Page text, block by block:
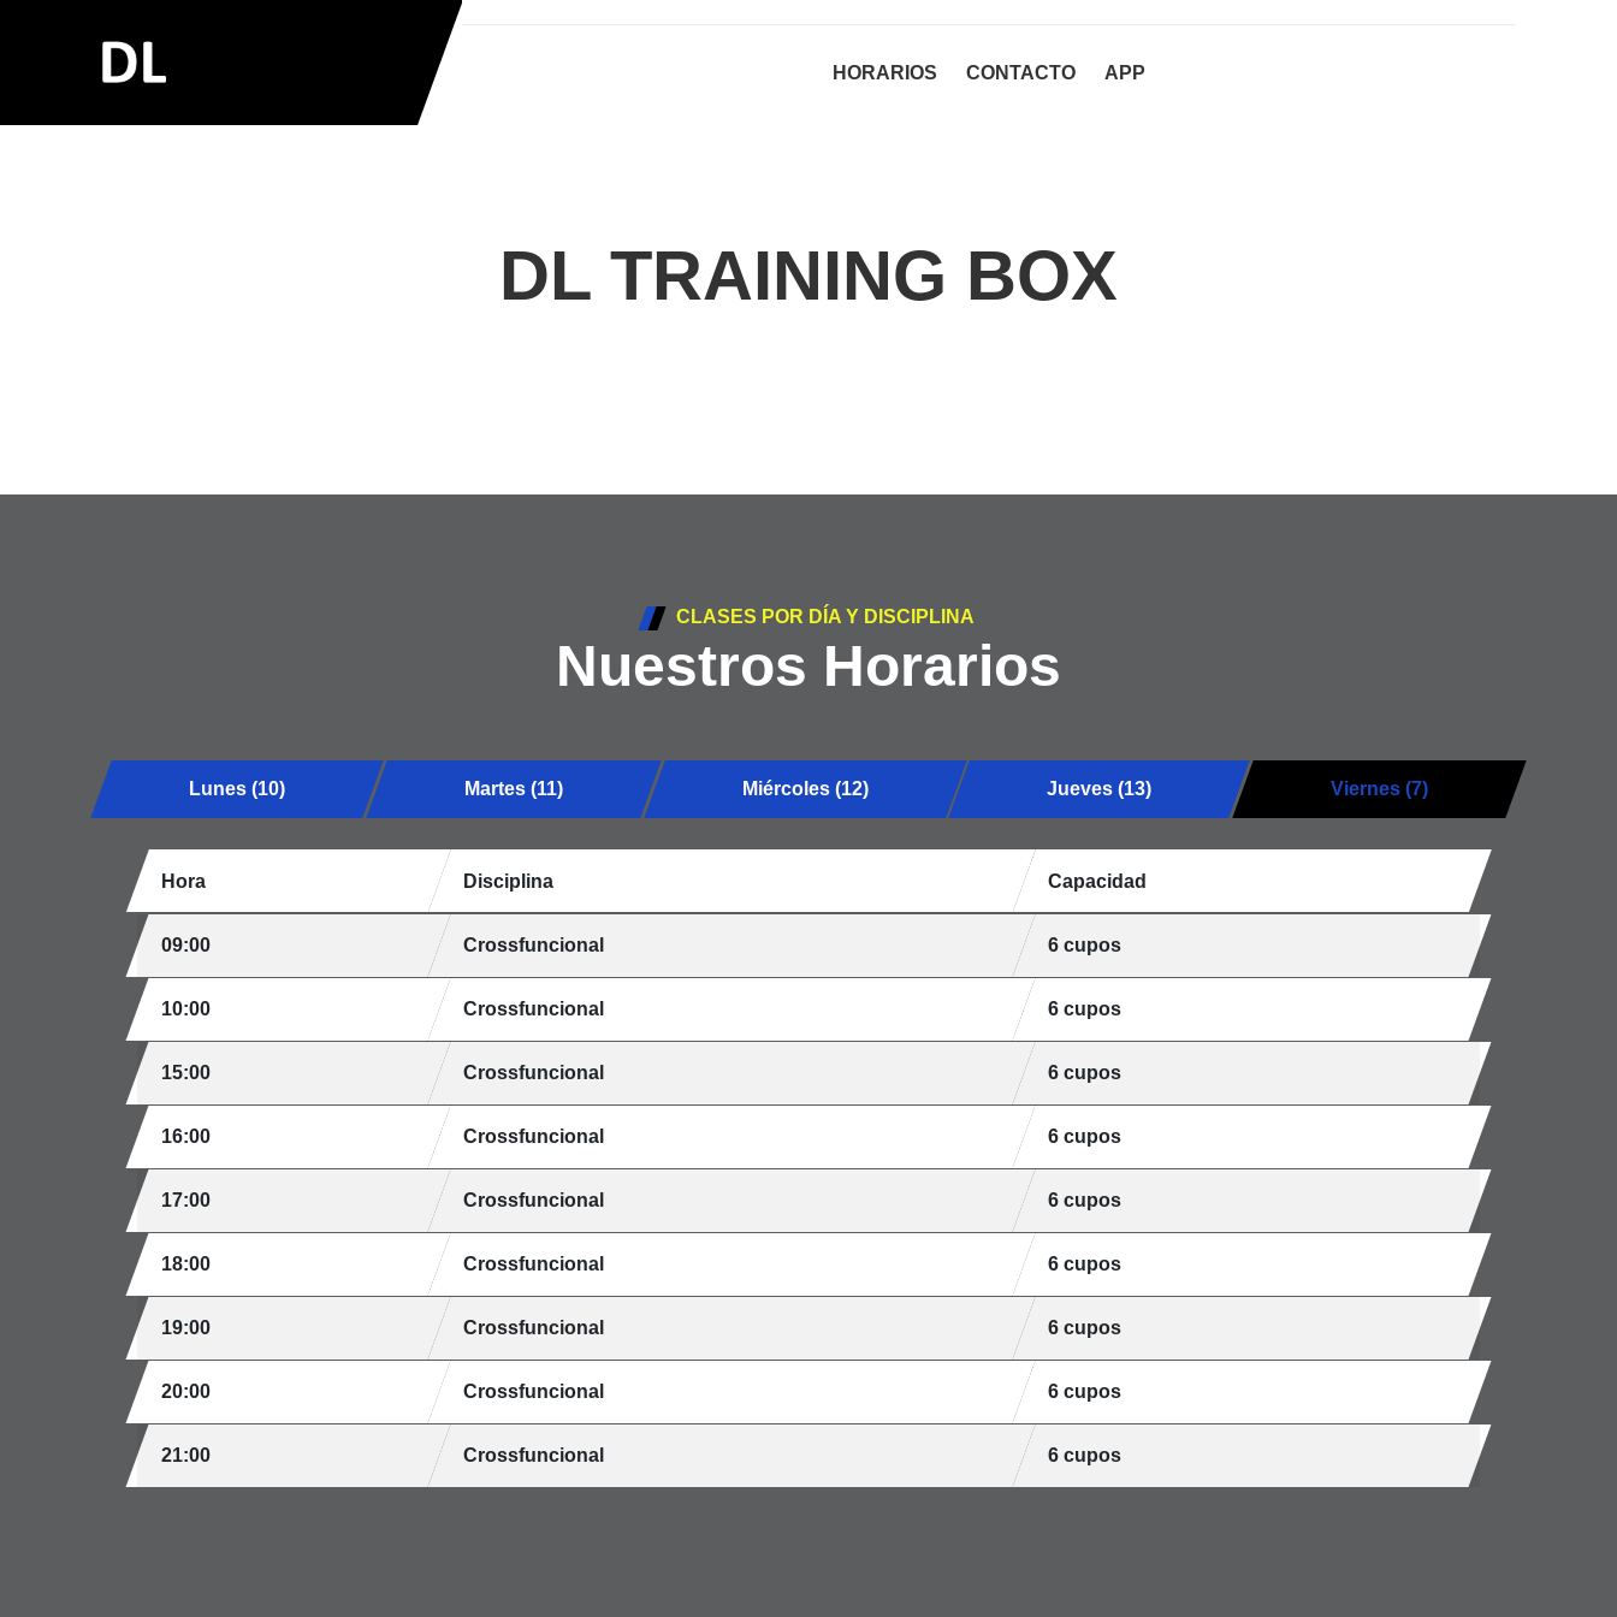
HORARIOS CONTACTO APP
DL TRAINING BOX
CLASES POR DÍA Y DISCIPLINA
Nuestros Horarios
Lunes (10) Martes (11) Miércoles (12) Jueves (13) Viernes (7)
Hora Disciplina Capacidad
09:00 Crossfuncional 6 cupos
10:00 Crossfuncional 6 cupos
15:00 Crossfuncional 6 cupos
16:00 Crossfuncional 6 cupos
17:00 Crossfuncional 6 cupos
18:00 Crossfuncional 6 cupos
19:00 Crossfuncional 6 cupos
20:00 Crossfuncional 6 cupos
21:00 Crossfuncional 6 cupos